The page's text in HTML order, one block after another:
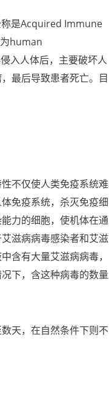
称是Acquired Immune
human
入人体后，主要破坏人
最后导致患者死亡。目
不仅使人类免疫系统难
免疫系统，杀灭免疫细
力的细胞，使机体在通
滋病病毒感染者和艾滋
含有大量艾滋病病毒，
下，含这种病毒的数量
天，在自然条件下则不